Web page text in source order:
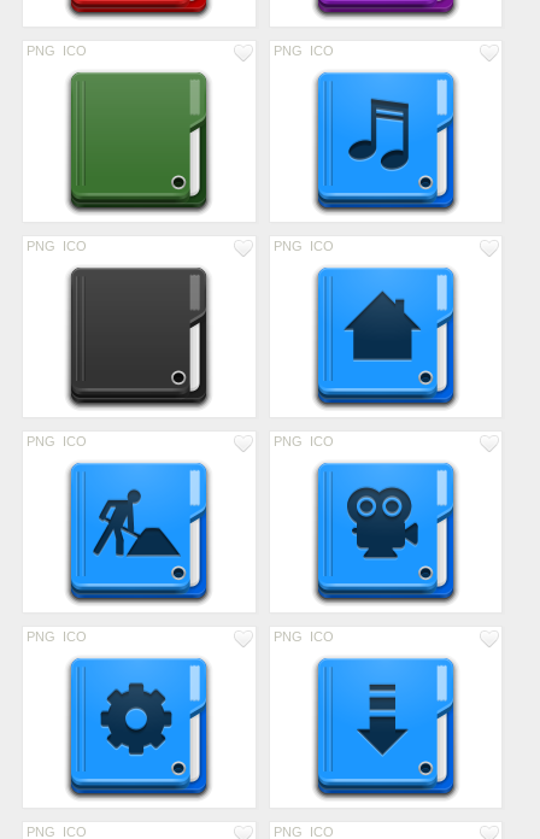
PNG ICO PNG ICO
PNG ICO PNG ICO
PNG ICO PNG ICO
PNG ICO PNG ICO
PNG ICO PNG ICO